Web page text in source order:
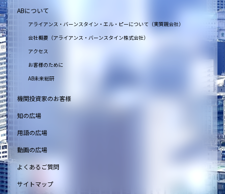
ABについて
アライアンス・バーンスタイン・エル・ピーについて（実質親会社）
会社概要（アライアンス・バーンスタイン株式会社）
アクセス
お客様のために
AB未来総研
機関投資家のお客様
知の広場
用語の広場
動画の広場
よくあるご質問
サイトマップ